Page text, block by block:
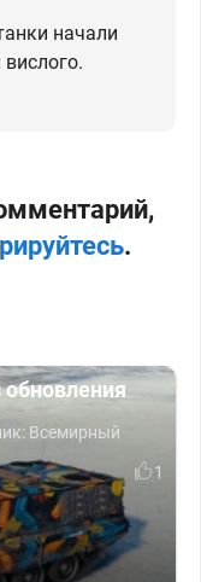
начали
.
Всемирный
1